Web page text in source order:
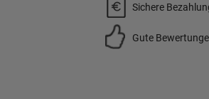
Sichere
Gute